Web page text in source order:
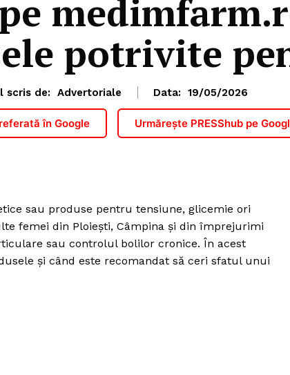
potrivite
scris de: Advertoriale Data: 19/05/2026
în Google Urmărește PRESShub pe
sau produse pentru tensiune, glicemie ori
femei din Ploiești, Câmpina și din împrejurimi
sau controlul bolilor cronice. În acest
și când este recomandat să ceri sfatul unui